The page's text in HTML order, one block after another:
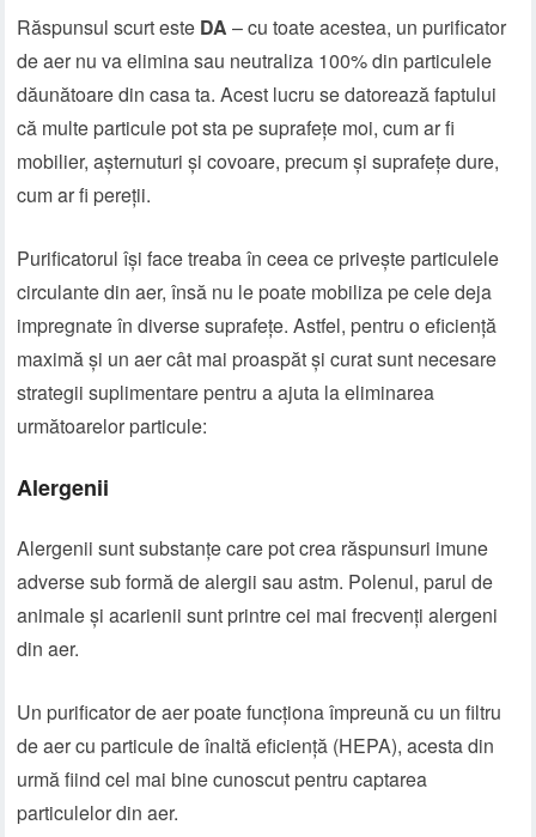
Răspunsul scurt este DA – cu toate acestea, un purificator
de aer nu va elimina sau neutraliza 100% din particulele
dăunătoare din casa ta. Acest lucru se datorează faptului
că multe particule pot sta pe suprafețe moi, cum ar fi
mobilier, așternuturi și covoare, precum și suprafețe dure,
cum ar fi pereții.
Purificatorul își face treaba în ceea ce privește particulele
circulante din aer, însă nu le poate mobiliza pe cele deja
impregnate în diverse suprafețe. Astfel, pentru o eficiență
maximă și un aer cât mai proaspăt și curat sunt necesare
strategii suplimentare pentru a ajuta la eliminarea
următoarelor particule:
Alergenii
Alergenii sunt substanțe care pot crea răspunsuri imune
adverse sub formă de alergii sau astm. Polenul, parul de
animale și acarienii sunt printre cei mai frecvenți alergeni
din aer.
Un purificator de aer poate funcționa împreună cu un filtru
de aer cu particule de înaltă eficiență (HEPA), acesta din
urmă fiind cel mai bine cunoscut pentru captarea
particulelor din aer.